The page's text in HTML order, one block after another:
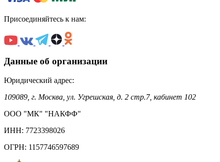
Присоединяйтесь к нам:
Данные об организации
Юридический адрес:
109089, г. Москва, ул. Угрешская, д. 2 стр.7, кабинет 102
ООО "МК" "НАКФФ"
ИНН: 7723398026
ОГРН: 1157746597689